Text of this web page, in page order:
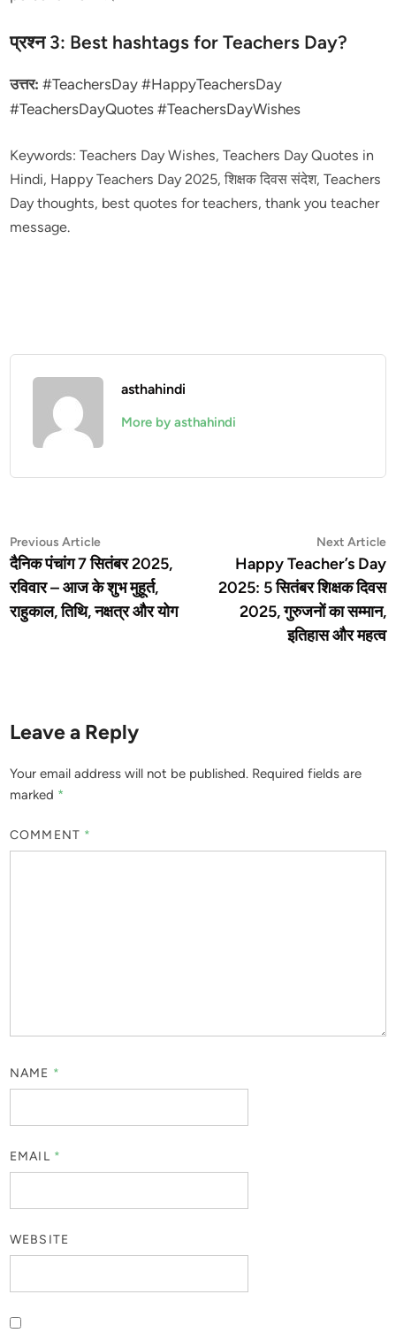
प्रश्न 3: Best hashtags for Teachers Day?
उत्तर: #TeachersDay #HappyTeachersDay
#TeachersDayQuotes #TeachersDayWishes
Keywords: Teachers Day Wishes, Teachers Day Quotes in
Hindi, Happy Teachers Day 2025, शिक्षक दिवस संदेश, Teachers
Day thoughts, best quotes for teachers, thank you teacher
message.
asthahindi
More by asthahindi
Post
navigation
Previous ArticlePrevious
article:
दैनिक पंचांग 7 सितंबर 2025,
रविवार – आज के शुभ मुहूर्त,
राहुकाल, तिथि, नक्षत्र और योग
Next Article
Happy Teacher’s Day
2025: 5 सितंबर शिक्षक दिवस
2025, गुरुजनों का सम्मान,
इतिहास और महत्व
Leave a Reply
Your email address will not be published. Required fields are
marked *
COMMENT *
NAME *
EMAIL *
WEBSITE